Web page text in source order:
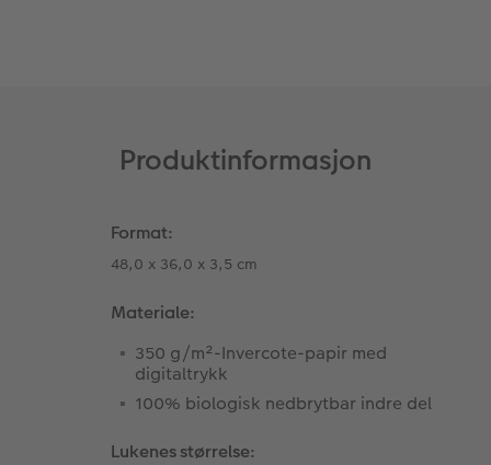
Produktinformasjon
Format:
48,0 x 36,0 x 3,5 cm
Materiale:
350 g/m²-Invercote-papir med
digitaltrykk
100% biologisk nedbrytbar indre del
Lukenes størrelse: